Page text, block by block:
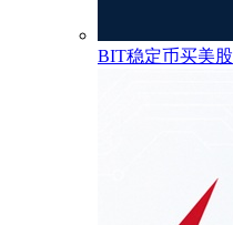
BIT稳定币买美股